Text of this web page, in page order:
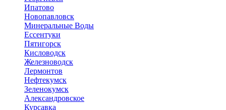
Ипатово
Новопавловск
Минеральные Воды
Ессентуки
Пятигорск
Кисловодск
Железноводск
Лермонтов
Нефтекумск
Зеленокумск
Александровское
Курсавка